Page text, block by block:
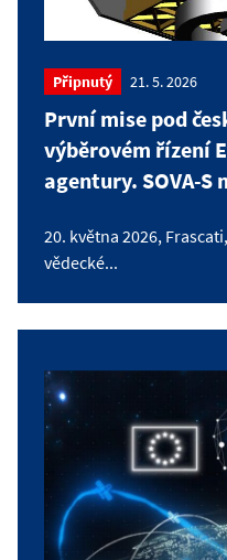
Připnutý 21. 5. 2026
První mise pod
výběrovém řízení
agentury. SOVA-
20. května 2026,
vědecké...